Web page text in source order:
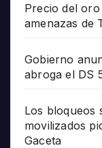
Precio del
amenazas de
Gobierno
abroga el DS
Los bloqueos
movilizados
Gaceta